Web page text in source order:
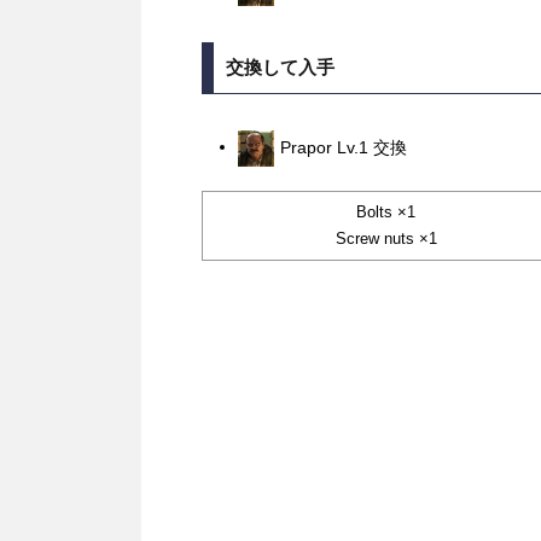
交換して入手
Prapor Lv.1 交換
Bolts ×1
Screw nuts ×1